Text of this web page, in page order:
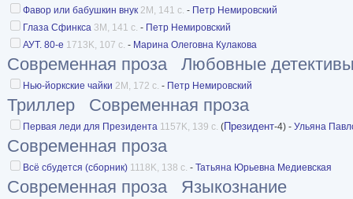
Фавор или бабушкин внук 2M, 141 с. - Петр Немировский
Глаза Сфинкса 3M, 141 с. - Петр Немировский
АУТ. 80-е 1713K, 107 с. - Марина Олеговна Кулакова
Современная проза Любовные
Нью-йоркские чайки 2M, 172 с. - Петр Немировский
Триллер Современная проза
Первая леди для Президента 1157K, 139 с. (Президент-4) - Ульяна
Современная проза
Всё сбудется (сборник) 1118K, 138 с. - Татьяна Юрьевна Медиевская
Современная проза Языкознание